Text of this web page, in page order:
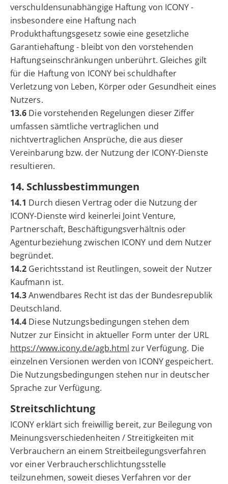
verschuldensunabhängige Haftung von ICONY -
insbesondere eine Haftung nach
Produkthaftungsgesetz sowie eine gesetzliche
Garantiehaftung - bleibt von den vorstehenden
Haftungseinschränkungen unberührt. Gleiches gilt
für die Haftung von ICONY bei schuldhafter
Verletzung von Leben, Körper oder Gesundheit eines
Nutzers.
13.6 Die vorstehenden Regelungen dieser Ziffer
umfassen sämtliche vertraglichen und
nichtvertraglichen Ansprüche, die aus dieser
Vereinbarung bzw. der Nutzung der ICONY-Dienste
resultieren.
14. Schlussbestimmungen
14.1 Durch diesen Vertrag oder die Nutzung der
ICONY-Dienste wird keinerlei Joint Venture,
Partnerschaft, Beschäftigungsverhältnis oder
Agenturbeziehung zwischen ICONY und dem Nutzer
begründet.
14.2 Gerichtsstand ist Reutlingen, soweit der Nutzer
Kaufmann ist.
14.3Anwendbares Recht ist das der Bundesrepublik
Deutschland.
14.4 Diese Nutzungsbedingungen stehen dem
Nutzer zur Einsicht in aktueller Form unter der URL
https://www.icony.de/agb.html zur Verfügung. Die
einzelnen Versionen werden von ICONY gespeichert.
Die Nutzungsbedingungen stehen nur in deutscher
Sprache zur Verfügung.
Streitschlichtung
ICONY erklärt sich freiwillig bereit, zur Beilegung von
Meinungsverschiedenheiten / Streitigkeiten mit
Verbrauchern an einem Streitbeilegungsverfahren
vor einer Verbraucherschlichtungsstelle
teilzunehmen, soweit dieses Verfahren vor der